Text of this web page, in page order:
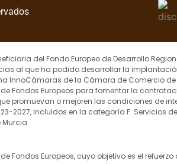
beneficiaria del Fondo Europeo de
al que ha podido desarrollar la
InnoCámaras de la Cámara de Comercio de
de Fondos Europeos para fomentar la
promuevan o mejoren las condiciones de
2027, incluidos en la categoría F.
de Fondos Europeos, cuyo objetivo es el